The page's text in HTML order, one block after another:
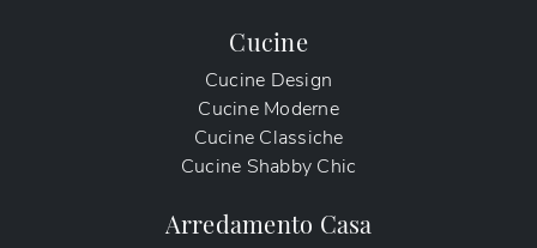
Cucine
Cucine Design
Cucine Moderne
Cucine Classiche
Cucine Shabby Chic
Arredamento Casa